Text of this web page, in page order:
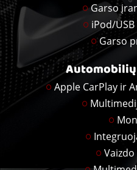
Garso
iPod/
Garso
Apple CarPlay ir